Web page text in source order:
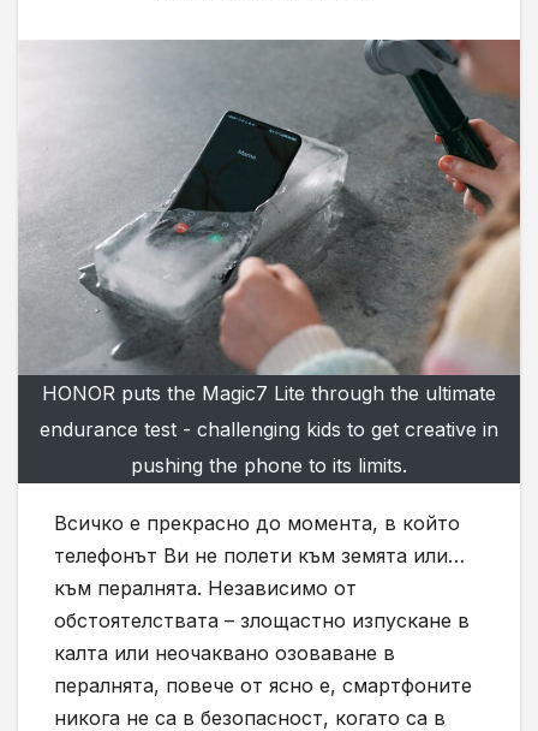
HONOR puts the Magic7 Lite through the ultimate
endurance test - challenging kids to get creative in
pushing the phone to its limits.
Всичко е прекрасно до момента, в който
телефонът Ви не полети към земята или…
към пералнята. Независимо от
обстоятелствата – злощастно изпускане в
калта или неочаквано озоваване в
пералнята, повече от ясно е, смартфоните
никога не са в безопасност, когато са в